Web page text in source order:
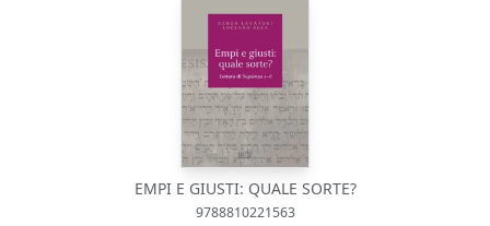
EMPI E GIUSTI: QUALE SORTE?
9788810221563